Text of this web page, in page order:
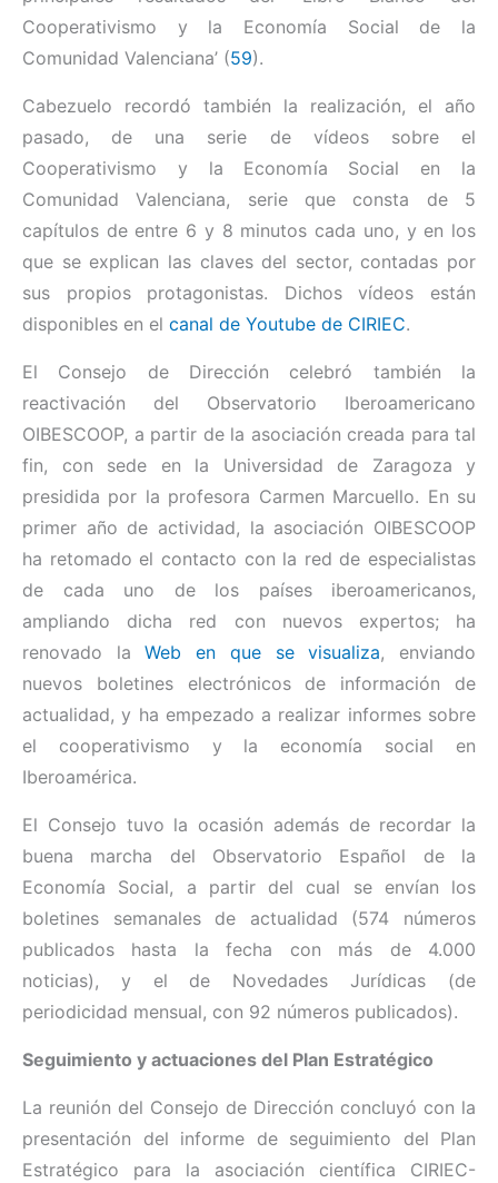
Cooperativismo y la Economía Social de la
Comunidad Valenciana’ (59).
Cabezuelo recordó también la realización, el año
pasado, de una serie de vídeos sobre el
Cooperativismo y la Economía Social en la
Comunidad Valenciana, serie que consta de 5
capítulos de entre 6 y 8 minutos cada uno, y en los
que se explican las claves del sector, contadas por
sus propios protagonistas. Dichos vídeos están
disponibles en el canal de Youtube de CIRIEC.
El Consejo de Dirección celebró también la
reactivación del Observatorio Iberoamericano
OIBESCOOP, a partir de la asociación creada para tal
fin, con sede en la Universidad de Zaragoza y
presidida por la profesora Carmen Marcuello. En su
primer año de actividad, la asociación OIBESCOOP
ha retomado el contacto con la red de especialistas
de cada uno de los países iberoamericanos,
ampliando dicha red con nuevos expertos; ha
renovado laWeb en que se visualiza, enviando
nuevos boletines electrónicos de información de
actualidad, y ha empezado a realizar informes sobre
el cooperativismo y la economía social en
Iberoamérica.
El Consejo tuvo la ocasión además de recordar la
buena marcha del Observatorio Español de la
Economía Social, a partir del cual se envían los
boletines semanales de actualidad (574 números
publicados hasta la fecha con más de 4.000
noticias), y el de Novedades Jurídicas (de
periodicidad mensual, con 92 números publicados).
Seguimiento y actuaciones del Plan Estratégico
La reunión del Consejo de Dirección concluyó con la
presentación del informe de seguimiento del Plan
Estratégico para la asociación científica CIRIEC-